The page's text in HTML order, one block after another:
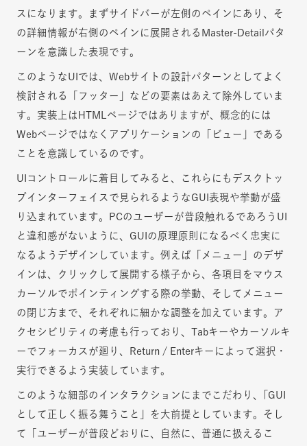
スになります。まずサイドバーが左側のペインにあり、そ
の詳細情報が右側のペインに展開されるMaster-Detailパタ
ーンを意識した表現です。
このようなUIでは、Webサイトの設計パターンとしてよく
検討される「フッター」などの要素はあえて除外していま
す。実装上はHTMLページではありますが、概念的には
Webページではなくアプリケーションの「ビュー」である
ことを意識しているのです。
UIコントロールに着目してみると、これらにもデスクトッ
プインターフェイスで見られるようなGUI表現や挙動が盛
り込まれています。PCのユーザーが普段触れるであろうUI
と違和感がないように、GUIの原理原則になるべく忠実に
なるようデザインしています。例えば「メニュー」のデザ
インは、クリックして展開する様子から、各項目をマウス
カーソルでポインティングする際の挙動、そしてメニュー
の閉じ方まで、それぞれに細かな調整を加えています。ア
クセシビリティの考慮も行っており、Tabキーやカーソルキ
ーでフォーカスが廻り、Return / Enterキーによって選択・
実行できるよう実装しています。
このような細部のインタラクションにまでこだわり、｢GUI
として正しく振る舞うこと」を大前提としています。そし
て「ユーザーが普段どおりに、自然に、普通に扱えるこ